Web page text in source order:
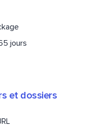
jours
et dossiers